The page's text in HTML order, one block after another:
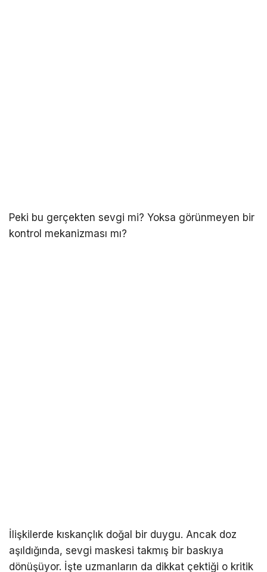
Peki bu gerçekten sevgi mi? Yoksa görünmeyen bir
kontrol mekanizması mı?
İlişkilerde kıskançlık doğal bir duygu. Ancak doz
aşıldığında, sevgi maskesi takmış bir baskıya
dönüşüyor. İşte uzmanların da dikkat çektiği o kritik